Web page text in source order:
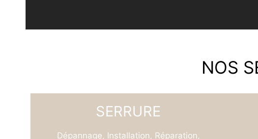
NOS
SERRURE
Dépannage, Installation, Réparation,